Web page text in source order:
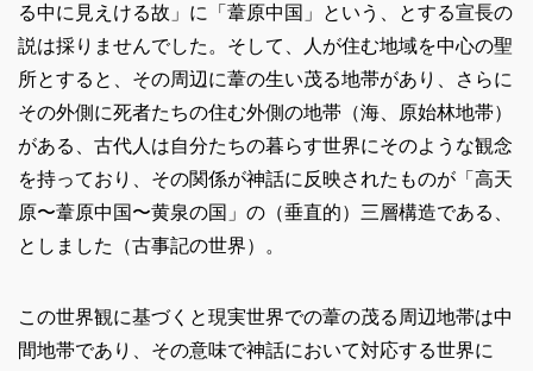
る中に見えける故」に「葦原中国」という、とする宣長の
説は採りませんでした。そして、人が住む地域を中心の聖
所とすると、その周辺に葦の生い茂る地帯があり、さらに
その外側に死者たちの住む外側の地帯（海、原始林地帯）
がある、古代人は自分たちの暮らす世界にそのような観念
を持っており、その関係が神話に反映されたものが「高天
原〜葦原中国〜黄泉の国」の（垂直的）三層構造である、
としました（古事記の世界）。
この世界観に基づくと現実世界での葦の茂る周辺地帯は中
間地帯であり、その意味で神話において対応する世界に